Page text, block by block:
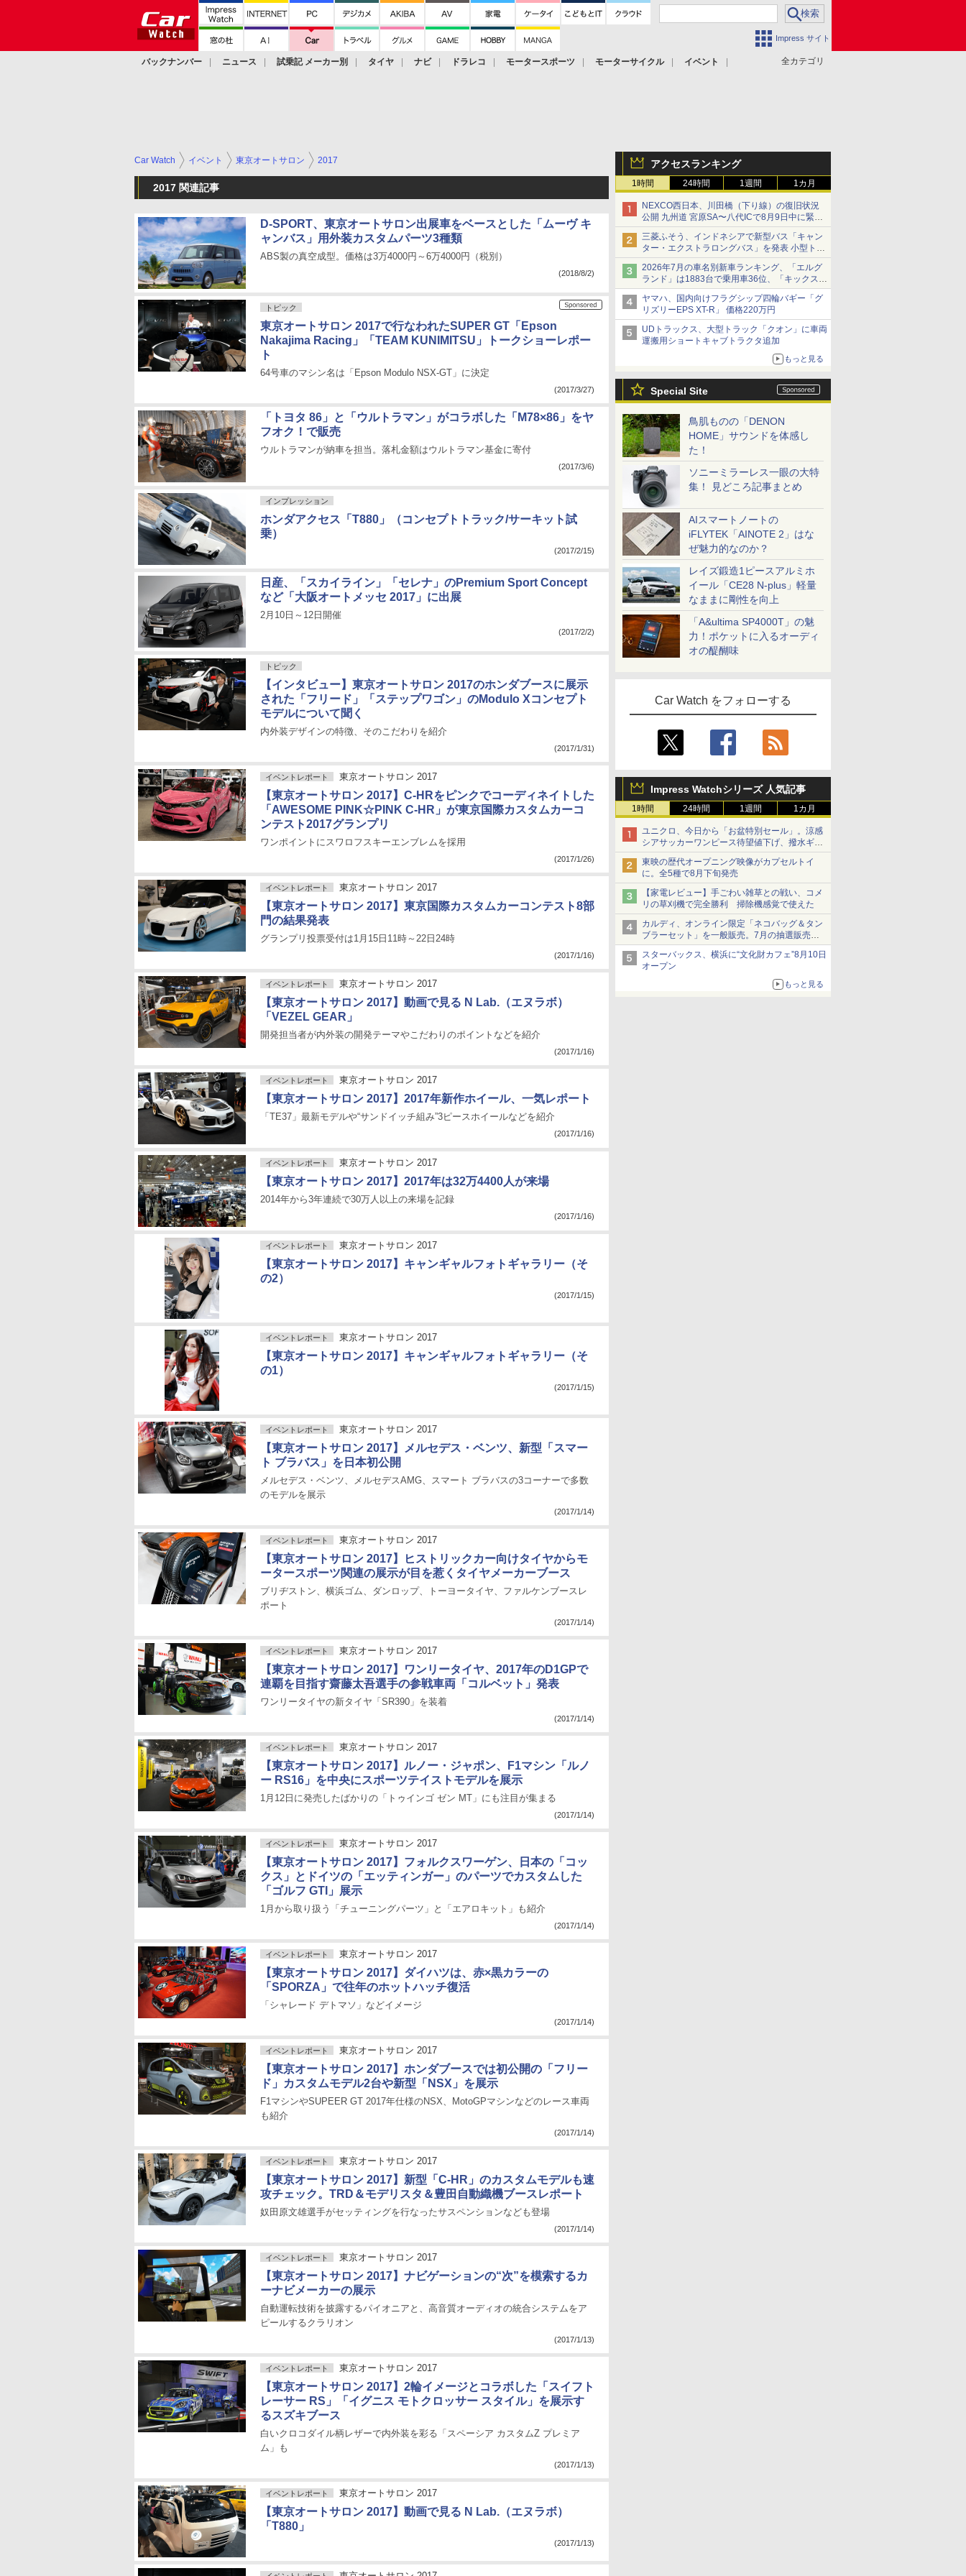
Impress サイト
全カテゴリ
バックナンバー ニュース 試乗記 メーカー別 タイヤ ナビ ドラレコ モータースポーツ モーターサイクル
イベント
アクセスランキング
1時間 24時間 1週間 1カ月
NEXCO西日本、川田橋（下り線）の復旧状況
公開 九州道 宮原SA〜八代ICで8月9日中に緊急
車両を通行可能に
三菱ふそう、インドネシアで新型バス「キャン
ター・エクストラロングバス」を発表 小型トラ
ックベースの観光・旅客輸送向けバス
2026年7月の車名別新車ランキング、「エルグ
ランド」は1883台で乗用車36位、「キックス」
は2591台で27位に
ヤマハ、国内向けフラグシップ四輪バギー「グ
リズリーEPS XT-R」 価格220万円
UDトラックス、大型トラック「クオン」に車両
運搬用ショートキャブトラクタ追加
もっと見る
Special Site
鳥肌ものの「DENON
HOME」サウンドを体感し
た！
ソニーミラーレス一眼の大特
集！ 見どころ記事まとめ
AIスマートノートの
iFLYTEK「AINOTE 2」はな
ぜ魅力的なのか？
レイズ鍛造1ピースアルミホ
イール「CE28 N-plus」軽量
なままに剛性を向上
「A&ultima SP4000T」の魅
力！ポケットに入るオーディ
オの醍醐味
Car Watch をフォローする
Impress Watchシリーズ 人気記事
1時間 24時間 1週間 1カ月
ユニクロ、今日から「お盆特別セール」。涼感
シアサッカーワンピース待望値下げ、撥水ギア
ショーツは1990円に
東映の歴代オープニング映像がカプセルトイ
に。全5種で8月下旬発売
【家電レビュー】手ごわい雑草との戦い、コメ
リの草刈機で完全勝利 掃除機感覚で使えた
カルディ、オンライン限定「ネコバッグ＆タン
ブラーセット」を一般販売。7月の抽選販売の
当選無効分
スターバックス、横浜に“文化財カフェ”8月10日
オープン
もっと見る
Car Watch イベント 東京オートサロン 2017
2017 関連記事
D-SPORT、東京オートサロン出展車をベースとした「ムーヴ キ
ャンバス」用外装カスタムパーツ3種類
ABS製の真空成型。価格は3万4000円～6万4000円（税別）
(2018/8/2)
トピック
東京オートサロン 2017で行なわれたSUPER GT「Epson
Nakajima Racing」「TEAM KUNIMITSU」トークショーレポー
ト
64号車のマシン名は「Epson Modulo NSX-GT」に決定
(2017/3/27)
「トヨタ 86」と「ウルトラマン」がコラボした「M78×86」をヤ
フオク！で販売
ウルトラマンが納車を担当。落札金額はウルトラマン基金に寄付
(2017/3/6)
インプレッション
ホンダアクセス「T880」（コンセプトトラック/サーキット試
乗）
(2017/2/15)
日産、「スカイライン」「セレナ」のPremium Sport Concept
など「大阪オートメッセ 2017」に出展
2月10日～12日開催
(2017/2/2)
トピック
【インタビュー】東京オートサロン 2017のホンダブースに展示
された「フリード」「ステップワゴン」のModulo Xコンセプト
モデルについて聞く
内外装デザインの特徴、そのこだわりを紹介
(2017/1/31)
イベントレポート 東京オートサロン 2017
【東京オートサロン 2017】C-HRをピンクでコーディネイトした
「AWESOME PINK☆PINK C-HR」が東京国際カスタムカーコ
ンテスト2017グランプリ
ワンポイントにスワロフスキーエンブレムを採用
(2017/1/26)
イベントレポート 東京オートサロン 2017
【東京オートサロン 2017】東京国際カスタムカーコンテスト8部
門の結果発表
グランプリ投票受付は1月15日11時～22日24時
(2017/1/16)
イベントレポート 東京オートサロン 2017
【東京オートサロン 2017】動画で見る N Lab.（エヌラボ）
「VEZEL GEAR」
開発担当者が内外装の開発テーマやこだわりのポイントなどを紹介
(2017/1/16)
イベントレポート 東京オートサロン 2017
【東京オートサロン 2017】2017年新作ホイール、一気レポート
「TE37」最新モデルや“サンドイッチ組み”3ピースホイールなどを紹介
(2017/1/16)
イベントレポート 東京オートサロン 2017
【東京オートサロン 2017】2017年は32万4400人が来場
2014年から3年連続で30万人以上の来場を記録
(2017/1/16)
イベントレポート 東京オートサロン 2017
【東京オートサロン 2017】キャンギャルフォトギャラリー（そ
の2）
(2017/1/15)
イベントレポート 東京オートサロン 2017
【東京オートサロン 2017】キャンギャルフォトギャラリー（そ
の1）
(2017/1/15)
イベントレポート 東京オートサロン 2017
【東京オートサロン 2017】メルセデス・ベンツ、新型「スマー
ト ブラバス」を日本初公開
メルセデス・ベンツ、メルセデスAMG、スマート ブラバスの3コーナーで多数
のモデルを展示
(2017/1/14)
イベントレポート 東京オートサロン 2017
【東京オートサロン 2017】ヒストリックカー向けタイヤからモ
ータースポーツ関連の展示が目を惹くタイヤメーカーブース
ブリヂストン、横浜ゴム、ダンロップ、トーヨータイヤ、ファルケンブースレ
ポート
(2017/1/14)
イベントレポート 東京オートサロン 2017
【東京オートサロン 2017】ワンリータイヤ、2017年のD1GPで
連覇を目指す齋藤太吾選手の参戦車両「コルベット」発表
ワンリータイヤの新タイヤ「SR390」を装着
(2017/1/14)
イベントレポート 東京オートサロン 2017
【東京オートサロン 2017】ルノー・ジャポン、F1マシン「ルノ
ー RS16」を中央にスポーツテイストモデルを展示
1月12日に発売したばかりの「トゥインゴ ゼン MT」にも注目が集まる
(2017/1/14)
イベントレポート 東京オートサロン 2017
【東京オートサロン 2017】フォルクスワーゲン、日本の「コッ
クス」とドイツの「エッティンガー」のパーツでカスタムした
「ゴルフ GTI」展示
1月から取り扱う「チューニングパーツ」と「エアロキット」も紹介
(2017/1/14)
イベントレポート 東京オートサロン 2017
【東京オートサロン 2017】ダイハツは、赤×黒カラーの
「SPORZA」で往年のホットハッチ復活
「シャレード デトマソ」などイメージ
(2017/1/14)
イベントレポート 東京オートサロン 2017
【東京オートサロン 2017】ホンダブースでは初公開の「フリー
ド」カスタムモデル2台や新型「NSX」を展示
F1マシンやSUPEER GT 2017年仕様のNSX、MotoGPマシンなどのレース車両
も紹介
(2017/1/14)
イベントレポート 東京オートサロン 2017
【東京オートサロン 2017】新型「C-HR」のカスタムモデルも速
攻チェック。TRD＆モデリスタ＆豊田自動織機ブースレポート
奴田原文雄選手がセッティングを行なったサスペンションなども登場
(2017/1/14)
イベントレポート 東京オートサロン 2017
【東京オートサロン 2017】ナビゲーションの“次”を模索するカ
ーナビメーカーの展示
自動運転技術を披露するパイオニアと、高音質オーディオの統合システムをア
ピールするクラリオン
(2017/1/13)
イベントレポート 東京オートサロン 2017
【東京オートサロン 2017】2輪イメージとコラボした「スイフト
レーサー RS」「イグニス モトクロッサー スタイル」を展示す
るスズキブース
白いクロコダイル柄レザーで内外装を彩る「スペーシア カスタムZ プレミア
ム」も
(2017/1/13)
イベントレポート 東京オートサロン 2017
【東京オートサロン 2017】動画で見る N Lab.（エヌラボ）
「T880」
(2017/1/13)